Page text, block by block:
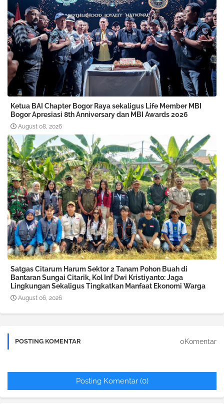
Ketua BAI Chapter Bogor Raya sekaligus Life Member MBI
Bogor Apresiasi 8th Anniversary dan MBI Awards 2026
August 08, 2026
Satgas Citarum Harum Sektor 2 Tanam Pohon Buah di
Bantaran Sungai Citarik, Kol Inf Dwi Kristiyanto: Jaga
Lingkungan Sekaligus Tingkatkan Manfaat Ekonomi Warga
August 06, 2026
POSTING KOMENTAR 0Komentar
Posting Komentar (0)